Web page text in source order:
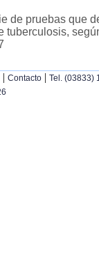
de pruebas que
tuberculosis,
| Contacto | Tel. (03833)